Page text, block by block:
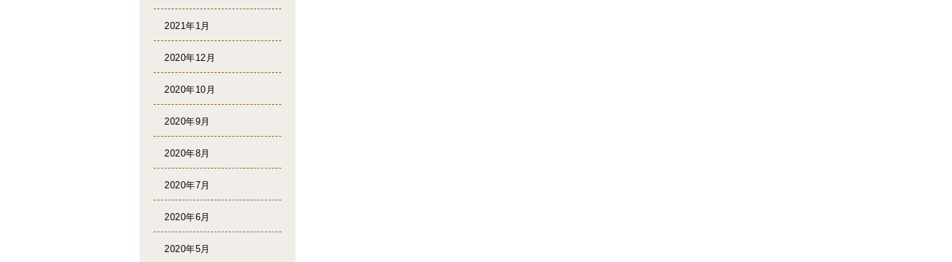
2021年1月
2020年12月
2020年10月
2020年9月
2020年8月
2020年7月
2020年6月
2020年5月